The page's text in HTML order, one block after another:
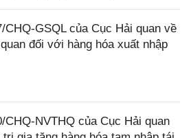
CHQ-GSQL của Cục Hải quan về
đối với hàng hóa xuất nhập
CHQ-NVTHQ của Cục Hải quan